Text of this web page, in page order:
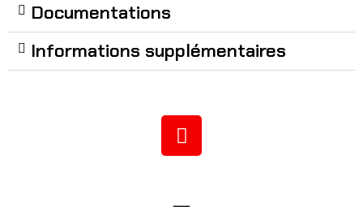
Documentations
Informations supplémentaires